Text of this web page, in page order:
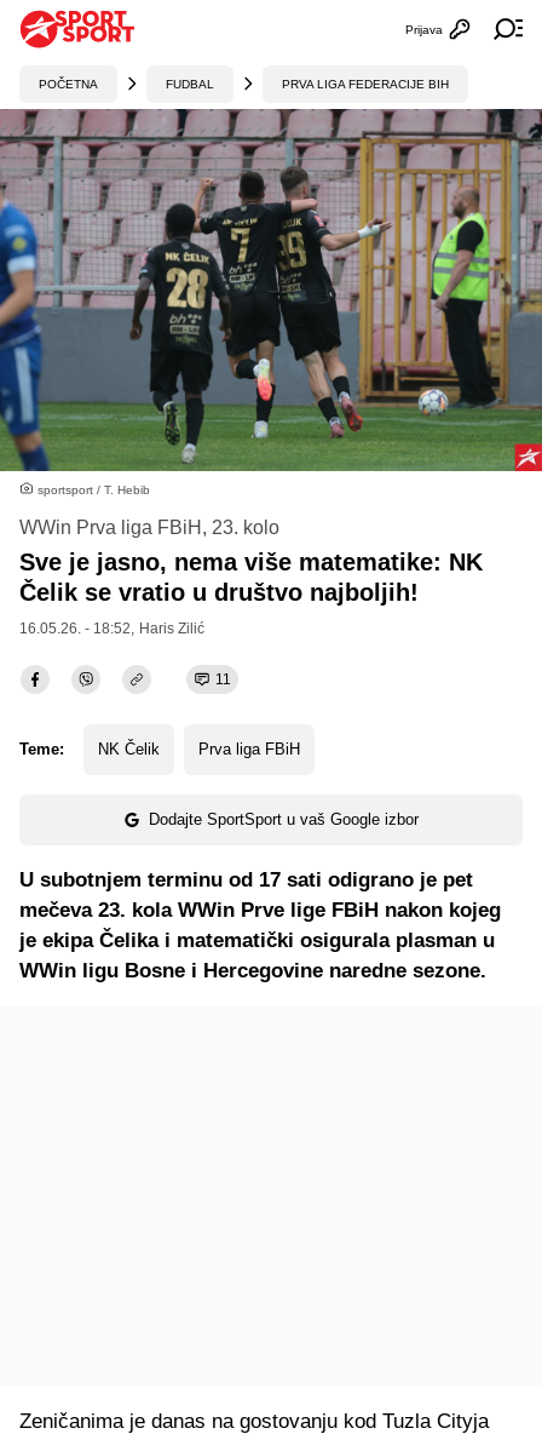
Otvori
Prijava
POČETNA FUDBAL PRVA LIGA FEDERACIJE BIH
sportsport / T. Hebib
WWin Prva liga FBiH, 23. kolo
Sve je jasno, nema više matematike: NK
Čelik se vratio u društvo najboljih!
16.05.26. - 18:52, Haris Zilić
11
Teme: NK Čelik Prva liga FBiH
Dodajte SportSport u vaš Google izbor
U subotnjem terminu od 17 sati odigrano je pet
mečeva 23. kola WWin Prve lige FBiH nakon kojeg
je ekipa Čelika i matematički osigurala plasman u
WWin ligu Bosne i Hercegovine naredne sezone.
Zeničanima je danas na gostovanju kod Tuzla Cityja